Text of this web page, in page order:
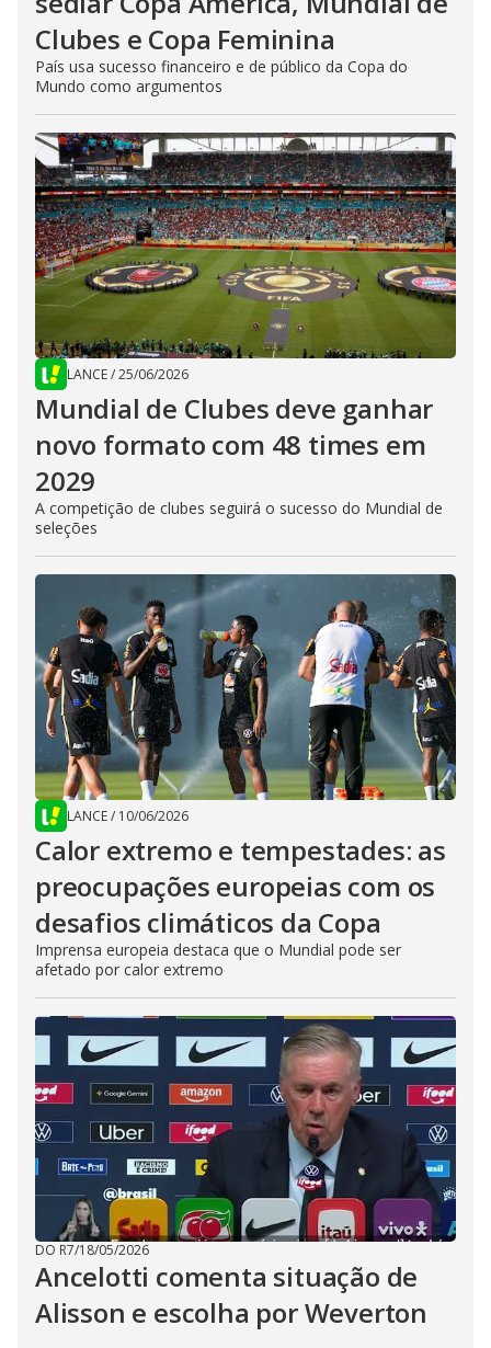
Clubes e Copa Feminina
País usa sucesso financeiro e de público da Copa do
Mundo como argumentos
LANCE/25/06/2026
Mundial de Clubes deve ganhar
novo formato com 48 times em
2029
A competição de clubes seguirá o sucesso do Mundial de
seleções
LANCE/ 10/06/2026
Calor extremo e tempestades: as
preocupações europeias com os
desafios climáticos da Copa
Imprensa europeia destaca que o Mundial pode ser
afetado por calor extremo
DO R7/18/05/2026
Ancelotti comenta situação de
Alisson e escolha por Weverton